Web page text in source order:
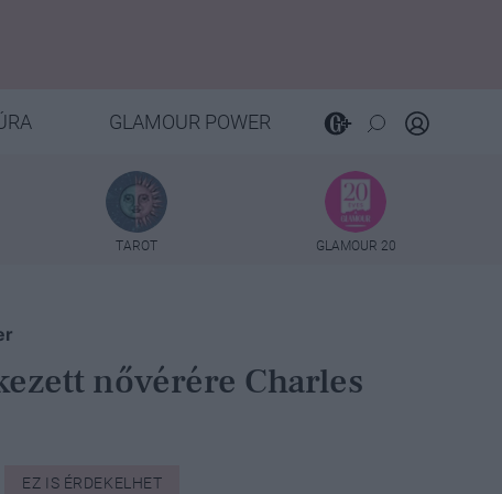
GLAMOUR POWER
TAROT GLAMOUR 20
nővérére Charles
EZ IS ÉRDEKELHET